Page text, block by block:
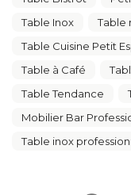
Table Inox
Table
Table Cuisine Petit
Table à Café
Table Tendance
Mobilier Bar
Table inox